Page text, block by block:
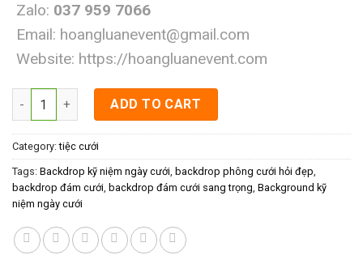
Zalo: 037 959 7066
Email: hoangluanevent@gmail.com
Website: https://hoangluanevent.com
Background kỹ niệm ngày cưới quantity
ADD TO CART
Category:tiệc cưới
Tags: Backdrop kỹ niệm ngày cưới, backdrop phông cưới hỏi đẹp,
backdrop đám cưới, backdrop đám cưới sang trọng, Background kỹ
niệm ngày cưới